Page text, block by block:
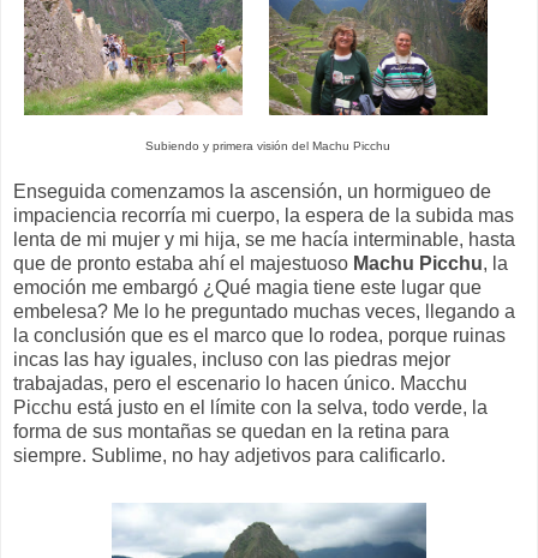
Subiendo y primera visión del Machu Picchu
Enseguida comenzamos la ascensión, un hormigueo de
impaciencia recorría mi cuerpo, la espera de la subida mas
lenta de mi mujer y mi hija, se me hacía interminable, hasta
que de pronto estaba ahí el majestuoso Machu Picchu, la
emoción me embargó ¿Qué magia tiene este lugar que
embelesa? Me lo he preguntado muchas veces, llegando a
la conclusión que es el marco que lo rodea, porque ruinas
incas las hay iguales, incluso con las piedras mejor
trabajadas, pero el escenario lo hacen único. Macchu
Picchu está justo en el límite con la selva, todo verde, la
forma de sus montañas se quedan en la retina para
siempre. Sublime, no hay adjetivos para calificarlo.